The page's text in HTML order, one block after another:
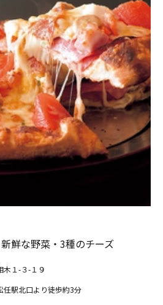
鮮な野菜・3種のチーズ
木１-３-１９
任駅北口より徒歩約3分